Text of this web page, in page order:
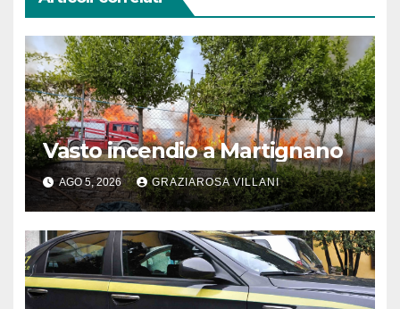
Vasto incendio a Martignano
AGO 5, 2026 GRAZIAROSA VILLANI